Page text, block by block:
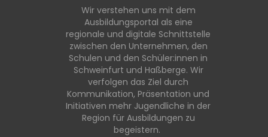
Wir verstehen uns mit dem
Ausbildungsportal als eine
regionale und digitale Schnittstelle
zwischen den Unternehmen, den
Schulen und den Schüler:innen in
Schweinfurt und Haßberge. Wir
verfolgen das Ziel durch
Kommunikation, Präsentation und
Initiativen mehr Jugendliche in der
Region für Ausbildungen zu
begeistern.